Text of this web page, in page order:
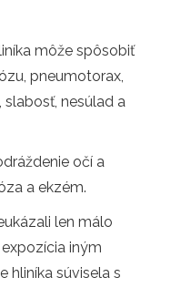
môže spôsobiť
pneumotorax,
nesúlad a
očí a
a ekzém.
len málo
iným
hliníka súvisela s